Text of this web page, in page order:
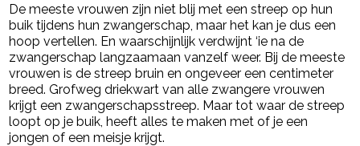
De meeste vrouwen zijn niet blij met een streep op hun
buik tijdens hun zwangerschap, maar het kan je dus een
hoop vertellen. En waarschijnlijk verdwijnt ‘ie na de
zwangerschap langzaamaan vanzelf weer. Bij de meeste
vrouwen is de streep bruin en ongeveer een centimeter
breed. Grofweg driekwart van alle zwangere vrouwen
krijgt een zwangerschapsstreep. Maar tot waar de streep
loopt op je buik, heeft alles te maken met of je een
jongen of een meisje krijgt.